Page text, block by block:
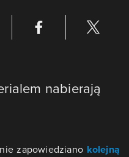
nabierają
zapowiedziano kolejną